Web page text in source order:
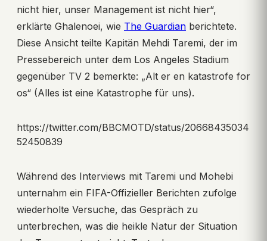
nicht hier, unser Management ist nicht hier“,
erklärte Ghalenoei, wie The Guardian berichtete.
Diese Ansicht teilte Kapitän Mehdi Taremi, der im
Pressebereich unter dem Los Angeles Stadium
gegenüber TV 2 bemerkte: „Alt er en katastrofe for
os“ (Alles ist eine Katastrophe für uns).
https://twitter.com/BBCMOTD/status/20668435034
52450839
Während des Interviews mit Taremi und Mohebi
unternahm ein FIFA-Offizieller Berichten zufolge
wiederholte Versuche, das Gespräch zu
unterbrechen, was die heikle Natur der Situation